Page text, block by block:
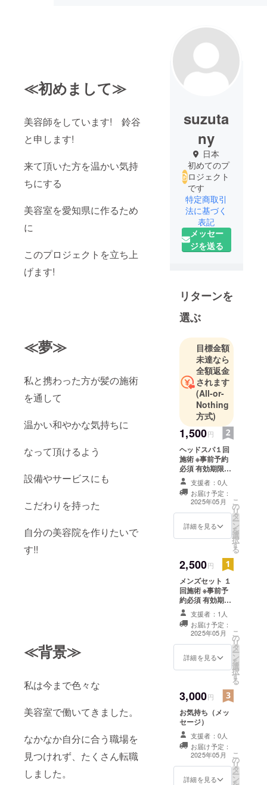
≪初めまして≫
美容師をしています! 鈴谷
と申します!
来て頂いた方を温かい気持
ちにする
美容室を愛知県に作るため
に
このプロジェクトを立ち上
げます!
≪夢≫
私と携わった方が髪の施術
を通して
温かい和やかな気持ちに
なって頂けるよう
設備やサービスにも
こだわりを持った
自分の美容院を作りたいで
す!!
≪背景≫
私は今まで色々な
美容室で働いてきました。
なかなか自分に合う職場を
見つけれず、たくさん転職
しました。
suzuta
ny
日本
初めてのプ
ロジェクト
です
特定商取引
法に基づく
表記
メッセー
ジを送る
リターンを
選ぶ
目標金額
未達なら
全額返金
されます
(All-or-
Nothing
方式)
1,500円
ヘッドスパ１回
施術 ※事前予約
必須 有効期限
2026年5月まで
店舗の確定時
期:2025年5月
支援者：0人
お届け予定：
2025年05月
詳細を見る
こ
の
リ
タ
ー
ン
を
選
択
す
る
2,500円
メンズセット １
回施術 ※事前予
約必須 有効期限
2026年5月まで
店舗の確定時
期:2025年5月
支援者：1人
お届け予定：
2025年05月
詳細を見る
こ
の
リ
タ
ー
ン
を
選
択
す
る
3,000円
お気持ち（メッ
セージ）
支援者：0人
お届け予定：
2025年05月
詳細を見る
こ
の
リ
タ
ー
ン